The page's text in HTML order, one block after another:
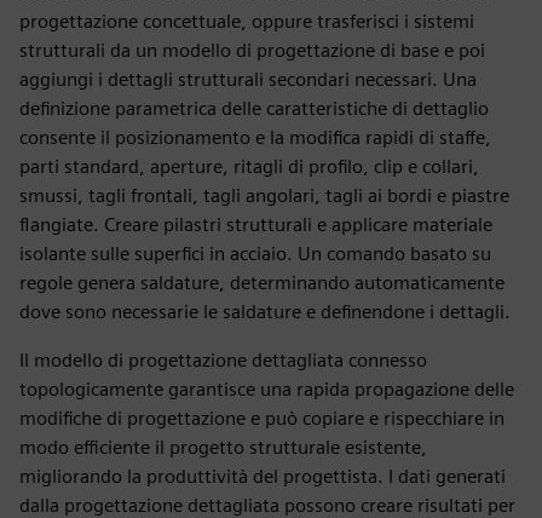
progettazione concettuale, oppure trasferisci i sistemi
strutturali da un modello di progettazione di base e poi
aggiungi i dettagli strutturali secondari necessari. Una
definizione parametrica delle caratteristiche di dettaglio
consente il posizionamento e la modifica rapidi di staffe,
parti standard, aperture, ritagli di profilo, clip e collari,
smussi, tagli frontali, tagli angolari, tagli ai bordi e piastre
flangiate. Creare pilastri strutturali e applicare materiale
isolante sulle superfici in acciaio. Un comando basato su
regole genera saldature, determinando automaticamente
dove sono necessarie le saldature e definendone i dettagli.
Il modello di progettazione dettagliata connesso
topologicamente garantisce una rapida propagazione delle
modifiche di progettazione e può copiare e rispecchiare in
modo efficiente il progetto strutturale esistente,
migliorando la produttività del progettista. I dati generati
dalla progettazione dettagliata possono creare risultati per